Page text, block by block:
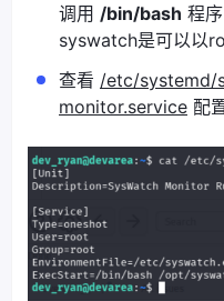
调用 /bin/bash 程
syswatch是可以以
查看 /etc/systemd/
monitor.service 配